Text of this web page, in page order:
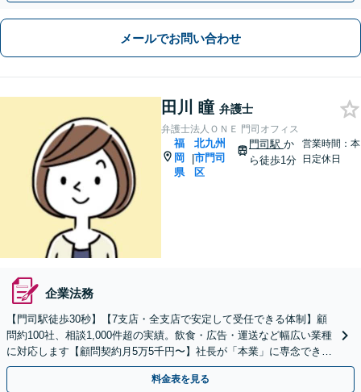
メールでお問い合わせ
田川 瞳 弁護士
弁護士法人ＯＮＥ 門司オフィス
福
岡
県
|
北九州
市門司
区
門司駅 か
ら徒歩1分
営業時間：本
日定休日
企業法務
【門司駅徒歩30秒】【7支店・全支店で安定して受任できる体制】顧
問約100社、相談1,000件超の実績。飲食・広告・運送など幅広い業種
に対応します【顧問契約月5万5千円〜】社長が「本業」に専念できる
環境を提供
料金表を見る